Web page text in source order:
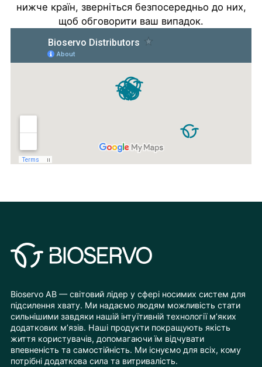
нижче країн, зверніться безпосередньо до них,
щоб обговорити ваш випадок.
Bioservo AB — світовий лідер у сфері носимих систем для
підсилення хвату. Ми надаємо людям можливість стати
сильнішими завдяки нашій інтуїтивній технології м’яких
додаткових м’язів. Наші продукти покращують якість
життя користувачів, допомагаючи їм відчувати
впевненість та самостійність. Ми існуємо для всіх, кому
потрібні додаткова сила та витривалість.